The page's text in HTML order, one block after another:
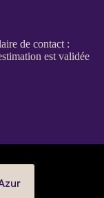
de contact:
est validée